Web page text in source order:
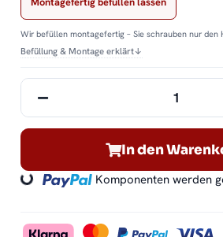
Wir befüllen montagefertig – Sie schrauben nur den
Befüllung & Montage erklärt↓
In den
Komponenten werden